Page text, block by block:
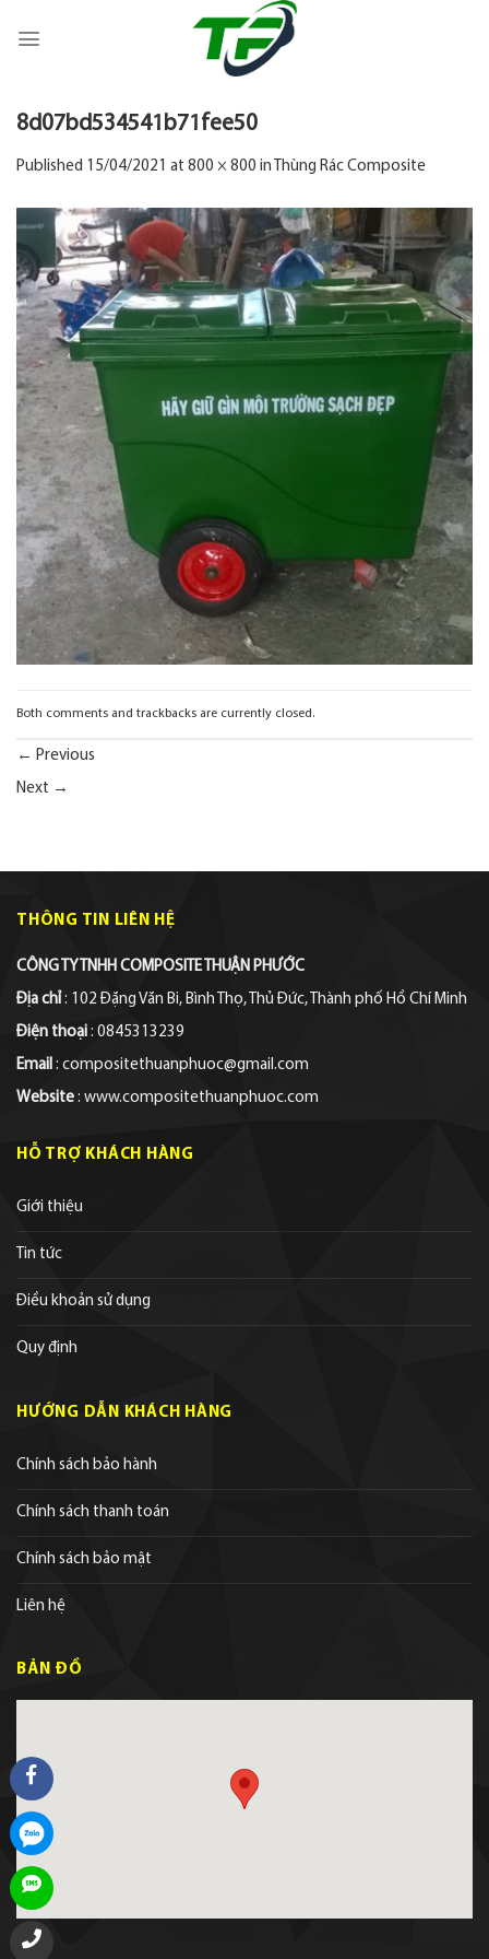
8d07bd534541b71fee50
Published 15/04/2021 at 800 × 800 in Thùng Rác Composite
Both comments and trackbacks are currently closed.
← Previous
Next →
THÔNG TIN LIÊN HỆ
CÔNG TY TNHH COMPOSITE THUẬN PHƯỚC
Địa chỉ : 102 Đặng Văn Bi, Bình Thọ, Thủ Đức, Thành phố Hồ Chí Minh
Điện thoại : 0845313239
Email : compositethuanphuoc@gmail.com
Website : www.compositethuanphuoc.com
HỖ TRỢ KHÁCH HÀNG
Giới thiệu
Tin tức
Điều khoản sử dụng
Quy định
HƯỚNG DẪN KHÁCH HÀNG
Chính sách bảo hành
Chính sách thanh toán
Chính sách bảo mật
Liên hệ
BẢN ĐỒ